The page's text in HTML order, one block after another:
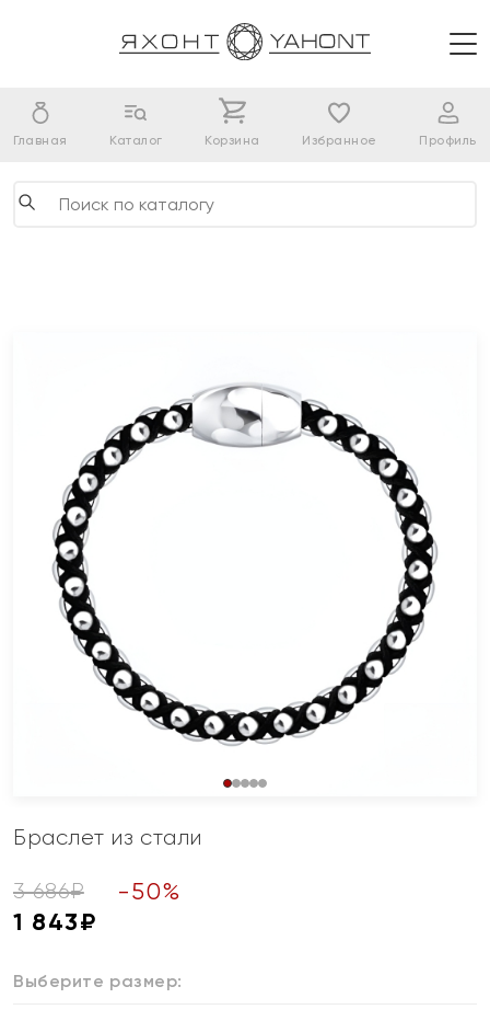
Главная Каталог Корзина Избранное Профиль
Браслет из стали
3 686₽ -50%
1 843₽
Выберите размер: